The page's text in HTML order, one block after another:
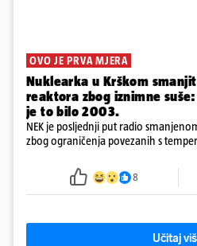
OVO JE PRVA MJERA
Nuklearka u Krškom
reaktora zbog iznimne
je to bilo 2003.
NEK je posljednji put radio
zbog ograničenja povezanih s
smanjenje snage bilo potrebno više
8
Učitaj